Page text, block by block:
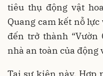
tiêu thụ động vật
Quang cam kết nỗ
đến trở thành “Vườn
nhà an toàn của động